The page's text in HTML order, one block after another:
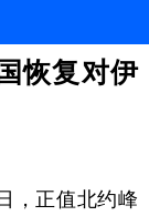
恢复对伊
，正值北约峰